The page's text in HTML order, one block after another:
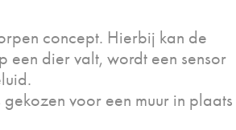
concept. Hierbij kan de
een dier valt, wordt een sensor
voor een muur in plaats